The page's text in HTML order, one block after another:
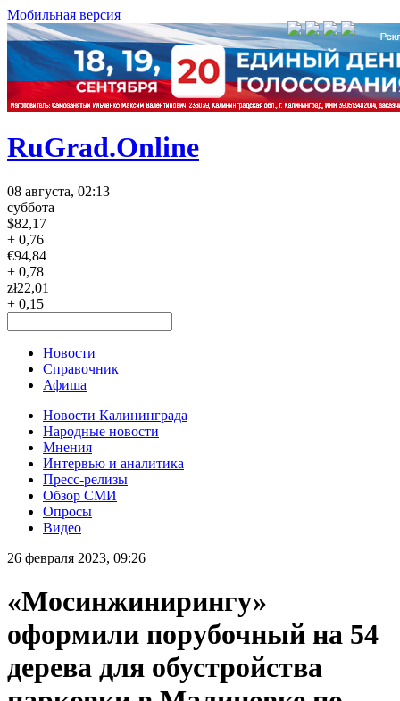
Мобильная версия
RuGrad.Online
08 августа, 02:13
суббота
$82,17
+ 0,76
€94,84
+ 0,78
zł22,01
+ 0,15
Новости
Справочник
Афиша
Новости Калининграда
Народные новости
Мнения
Интервью и аналитика
Пресс-релизы
Обзор СМИ
Опросы
Видео
26 февраля 2023, 09:26
«Мосинжинирингу»
оформили порубочный на 54
дерева для обустройства